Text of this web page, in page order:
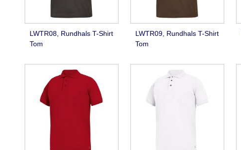
LWTR08, Rundhals T-Shirt
Tom
LWTR09, Rundhals T-Shirt
Tom